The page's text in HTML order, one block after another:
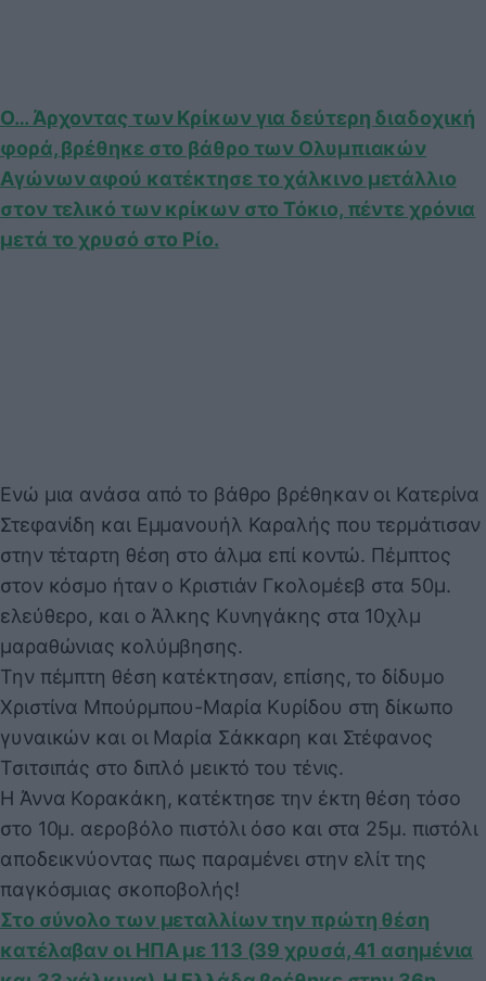
Ο… Άρχοντας των Κρίκων για δεύτερη διαδοχική
φορά, βρέθηκε στο βάθρο των Ολυμπιακών
Αγώνων αφού κατέκτησε το χάλκινο μετάλλιο
στον τελικό των κρίκων στο Τόκιο, πέντε χρόνια
μετά το χρυσό στο Ρίο.
Ενώ μια ανάσα από το βάθρο βρέθηκαν οι Κατερίνα
Στεφανίδη και Εμμανουήλ Καραλής που τερμάτισαν
στην τέταρτη θέση στο άλμα επί κοντώ. Πέμπτος
στον κόσμο ήταν ο Κριστιάν Γκολομέεβ στα 50μ.
ελεύθερο, και ο Άλκης Κυνηγάκης στα 10χλμ
μαραθώνιας κολύμβησης.
Την πέμπτη θέση κατέκτησαν, επίσης, το δίδυμο
Χριστίνα Μπούρμπου-Μαρία Κυρίδου στη δίκωπο
γυναικών και οι Μαρία Σάκκαρη και Στέφανος
Τσιτσιπάς στο διπλό μεικτό του τένις.
Η Άννα Κορακάκη, κατέκτησε την έκτη θέση τόσο
στο 10μ. αεροβόλο πιστόλι όσο και στα 25μ. πιστόλι
αποδεικνύοντας πως παραμένει στην ελίτ της
παγκόσμιας σκοποβολής!
Στο σύνολο των μεταλλίων την πρώτη θέση
κατέλαβαν οι ΗΠΑ με 113 (39 χρυσά, 41 ασημένια